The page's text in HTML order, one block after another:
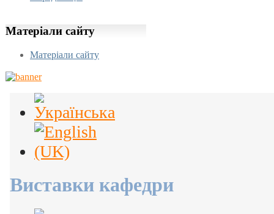
Матеріали сайту
Матеріали сайту
Виставки кафедри